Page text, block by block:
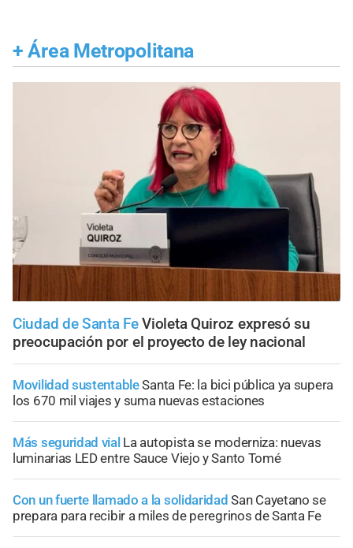
+ Área Metropolitana
Ciudad de Santa Fe Violeta Quiroz expresó su
preocupación por el proyecto de ley nacional
Movilidad sustentableSanta Fe: la bici pública ya supera
los 670 mil viajes y suma nuevas estaciones
Más seguridad vial La autopista se moderniza: nuevas
luminarias LED entre Sauce Viejo y Santo Tomé
Con un fuerte llamado a la solidaridad San Cayetano se
prepara para recibir a miles de peregrinos de Santa Fe